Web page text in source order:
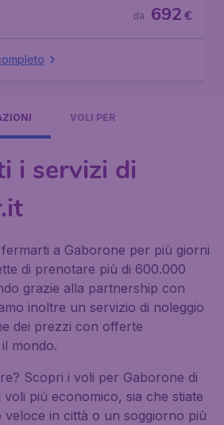
€
692
da
VOLI PER
i servizi di
a Gaborone per più giorni
di prenotare più di 600.000
grazie alla partnership con
inoltre un servizio di noleggio
dei prezzi con offerte
mondo.
Scopri i voli per Gaborone di
voli più economico, sia che stiate
veloce in città o un soggiorno più